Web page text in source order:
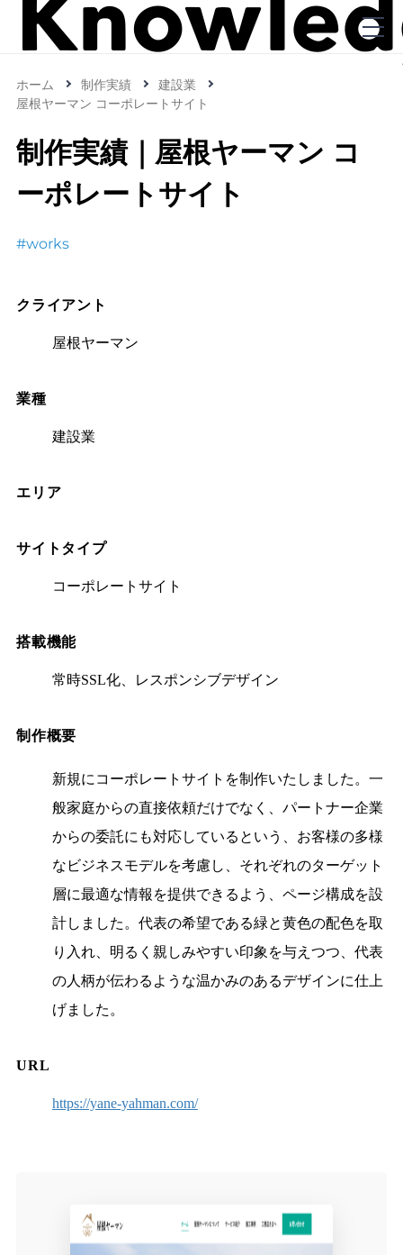
ホーム 制作実績
建設業
屋根ヤーマン コーポレートサイト
制作実績｜屋根ヤーマン コ
ーポレートサイト
#works
クライアント
屋根ヤーマン
業種
建設業
エリア
サイトタイプ
コーポレートサイト
搭載機能
常時SSL化、レスポンシブデザイン
制作概要
新規にコーポレートサイトを制作いたしました。一
般家庭からの直接依頼だけでなく、パートナー企業
からの委託にも対応しているという、お客様の多様
なビジネスモデルを考慮し、それぞれのターゲット
層に最適な情報を提供できるよう、ページ構成を設
計しました。代表の希望である緑と黄色の配色を取
り入れ、明るく親しみやすい印象を与えつつ、代表
の人柄が伝わるような温かみのあるデザインに仕上
げました。
URL
https://yane-yahman.com/